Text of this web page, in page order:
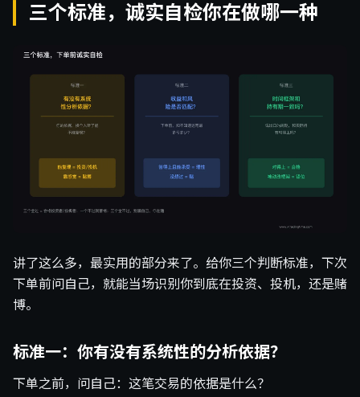
三个标准，诚实自检你在做哪一种
讲了这么多，最实用的部分来了。给你三个判断标准，下次
下单前问自己，就能当场识别你到底在投资、投机，还是赌
博。
标准一：你有没有系统性的分析依据？
下单之前，问自己：这笔交易的依据是什么？